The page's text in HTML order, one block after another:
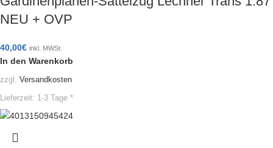
NEU + OVP
40,00€ inkl. MWSt.
In den Warenkorb
zzgl. Versandkosten
Lieferzeit: 1-3 Tage *